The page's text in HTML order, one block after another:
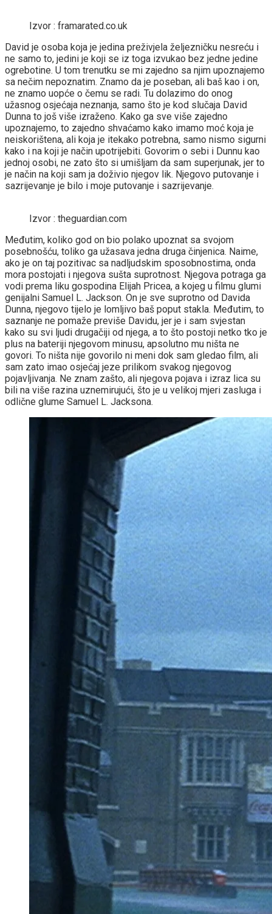
Izvor : framarated.co.uk
David je osoba koja je jedina preživjela željezničku nesreću i
ne samo to, jedini je koji se iz toga izvukao bez jedne jedine
ogrebotine. U tom trenutku se mi zajedno sa njim upoznajemo
sa nečim nepoznatim. Znamo da je poseban, ali baš kao i on,
ne znamo uopće o čemu se radi. Tu dolazimo do onog
užasnog osjećaja neznanja, samo što je kod slučaja David
Dunna to još više izraženo. Kako ga sve više zajedno
upoznajemo, to zajedno shvaćamo kako imamo moć koja je
neiskorištena, ali koja je itekako potrebna, samo nismo sigurni
kako i na koji je način upotrijebiti. Govorim o sebi i Dunnu kao
jednoj osobi, ne zato što si umišljam da sam superjunak, jer to
je način na koji sam ja doživio njegov lik. Njegovo putovanje i
sazrijevanje je bilo i moje putovanje i sazrijevanje.
Izvor : theguardian.com
Međutim, koliko god on bio polako upoznat sa svojom
posebnošću, toliko ga užasava jedna druga činjenica. Naime,
ako je on taj pozitivac sa nadljudskim sposobnostima, onda
mora postojati i njegova sušta suprotnost. Njegova potraga ga
vodi prema liku gospodina Elijah Pricea, a kojeg u filmu glumi
genijalni Samuel L. Jackson. On je sve suprotno od Davida
Dunna, njegovo tijelo je lomljivo baš poput stakla. Međutim, to
saznanje ne pomaže previše Davidu, jer je i sam svjestan
kako su svi ljudi drugačiji od njega, a to što postoji netko tko je
plus na bateriji njegovom minusu, apsolutno mu ništa ne
govori. To ništa nije govorilo ni meni dok sam gledao film, ali
sam zato imao osjećaj jeze prilikom svakog njegovog
pojavljivanja. Ne znam zašto, ali njegova pojava i izraz lica su
bili na više razina uznemirujući, što je u velikoj mjeri zasluga i
odlične glume Samuel L. Jacksona.